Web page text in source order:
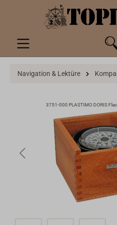
springen
Navigation & Lektüre
3751-000 PLASTIMO DORIS